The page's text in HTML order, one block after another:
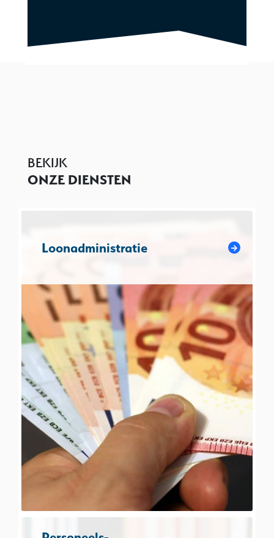
BEKIJK
ONZE DIENSTEN
Loonadministratie